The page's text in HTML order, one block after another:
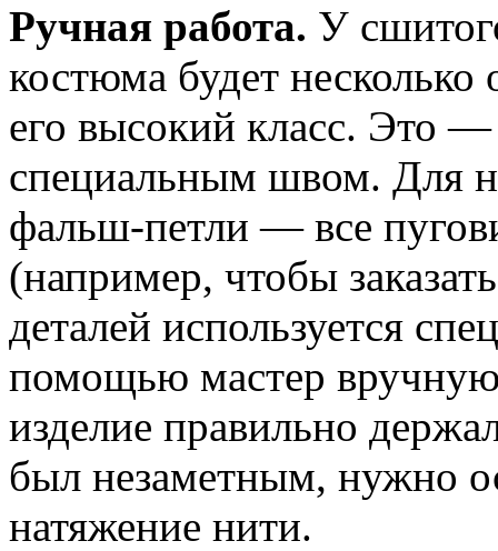
Ручная работа. У
костюма будет
его высокий класс. Это —
специальным швом. Для
фальш-петли — все
(например, чтобы
деталей используется
помощью мастер вручную
изделие правильно
был незаметным, нужно
натяжение нити.